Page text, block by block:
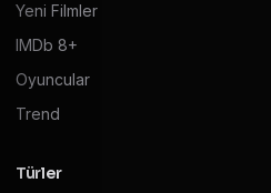
Yeni Filmler
IMDb 8+
Oyuncular
Trend
Türler